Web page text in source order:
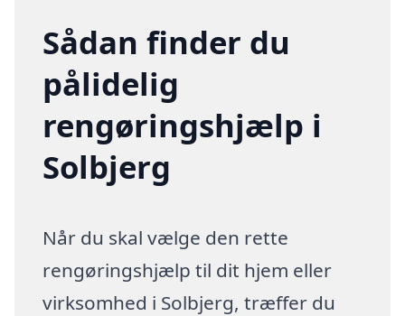
Sådan finder du
pålidelig
rengøringshjælp i
Solbjerg
Når du skal vælge den rette
rengøringshjælp til dit hjem eller
virksomhed i Solbjerg, træffer du